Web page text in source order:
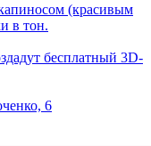
капиносом (красивым
в тон.
бесплатный 3D-
6